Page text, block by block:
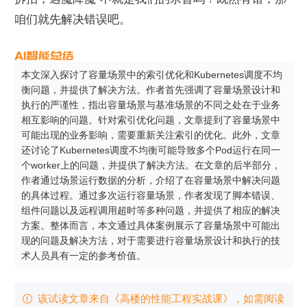
咱们就先解决错误吧。
本文深入探讨了容量场景中的索引优化和Kubernetes调度不均
衡问题，并提供了解决方法。作者首先强调了容量场景设计和
执行的严谨性，指出容量场景与基准场景的不同之处在于业务
相互影响的问题。针对索引优化问题，文章提到了容量场景中
可能出现的业务影响，需要重新关注索引的优化。此外，文章
还讨论了Kubernetes调度不均衡可能导致多个Pod运行在同一
个worker上的问题，并提供了解决方法。在文章的后半部分，
作者通过场景运行数据的分析，介绍了在容量场景中解决问题
的具体过程。通过多次运行容量场景，作者发现了脚本错误、
组件问题以及远程调用超时等多种问题，并提供了相应的解决
方案。整体而言，本文通过具体案例展示了容量场景中可能出
现的问题及解决方法，对于需要进行容量场景设计和执行的技
术人员具有一定的参考价值。
 该试读文章来自《高楼的性能工程实战课》，如需阅读